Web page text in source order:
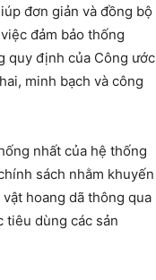
đơn giản và đồng bộ
đảm bảo thống
quy định của Công ước
minh bạch và công
nhất của hệ thống
sách nhằm khuyến
hoang dã thông qua
tiêu dùng các sản